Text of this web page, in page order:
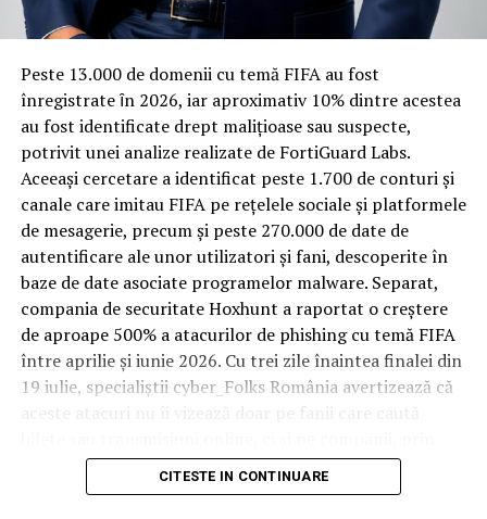
materiale rezistente
Spre diferență de o locuință obișnuită, o cameră de hotel
trece printr-un ciclu de utilizare intensă: oaspeți diferiți,
bagaje trase pe roți, curățenie zilnică, uneori mai multe
rezervări consecutive în aceeași săptămână. Această
frecvență ridicată de utilizare pune presiune reală pe
orice suprafață, iar pardoseala este printre primele
elemente afectate vizibil, mai ales în zona din jurul
patului și a ușii de acces.
În etapa de renovare sau construcție, administratorii
care iau în calcul mocheta trafic intens
pentru zonele
cu rotație mare reduc riscul de uzură prematură și de
decolorare vizibilă în punctele de trecere frecventă. Este
o decizie care ține mai puțin de stil și mai mult de
după primele sezoane de utilizare intensă.
Peste 13.000 de domenii cu temă FIFA au fost
înregistrate ȋn 2026, iar aproximativ 10% dintre acestea
au fost identificate drept malițioase sau suspecte,
potrivit unei analize realizate de FortiGuard Labs.
Aceeași cercetare a identificat peste 1.700 de conturi și
canale care imitau FIFA pe rețelele sociale și platformele
de mesagerie, precum și peste 270.000 de date de
autentificare ale unor utilizatori și fani, descoperite în
baze de date asociate programelor malware. Separat,
compania de securitate Hoxhunt a raportat o creștere
de aproape 500% a atacurilor de phishing cu temă FIFA
între aprilie și iunie 2026. Cu trei zile înaintea finalei din
19 iulie, specialiștii cyber_Folks România avertizează că
conturile, dispozitivele și infrastructura digitală
utilizate de angajați.
CITESTE IN CONTINUARE